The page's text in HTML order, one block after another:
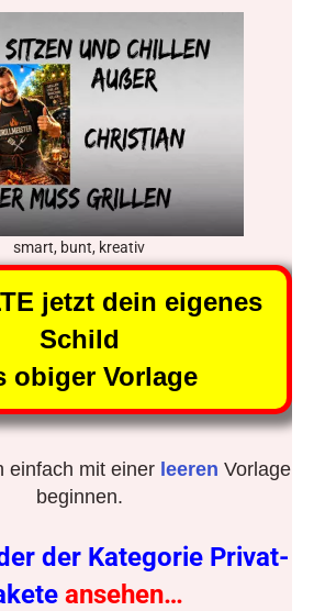
smart, bunt, kreativ
jetzt dein eigenes
Schild
obiger Vorlage
einfach mit einer leeren Vorlage
beginnen.
der Kategorie Privat-
ansehen…